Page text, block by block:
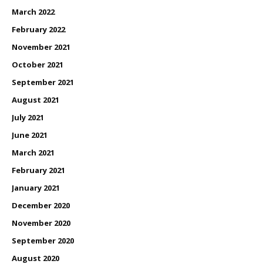
March 2022
February 2022
November 2021
October 2021
September 2021
August 2021
July 2021
June 2021
March 2021
February 2021
January 2021
December 2020
November 2020
September 2020
August 2020